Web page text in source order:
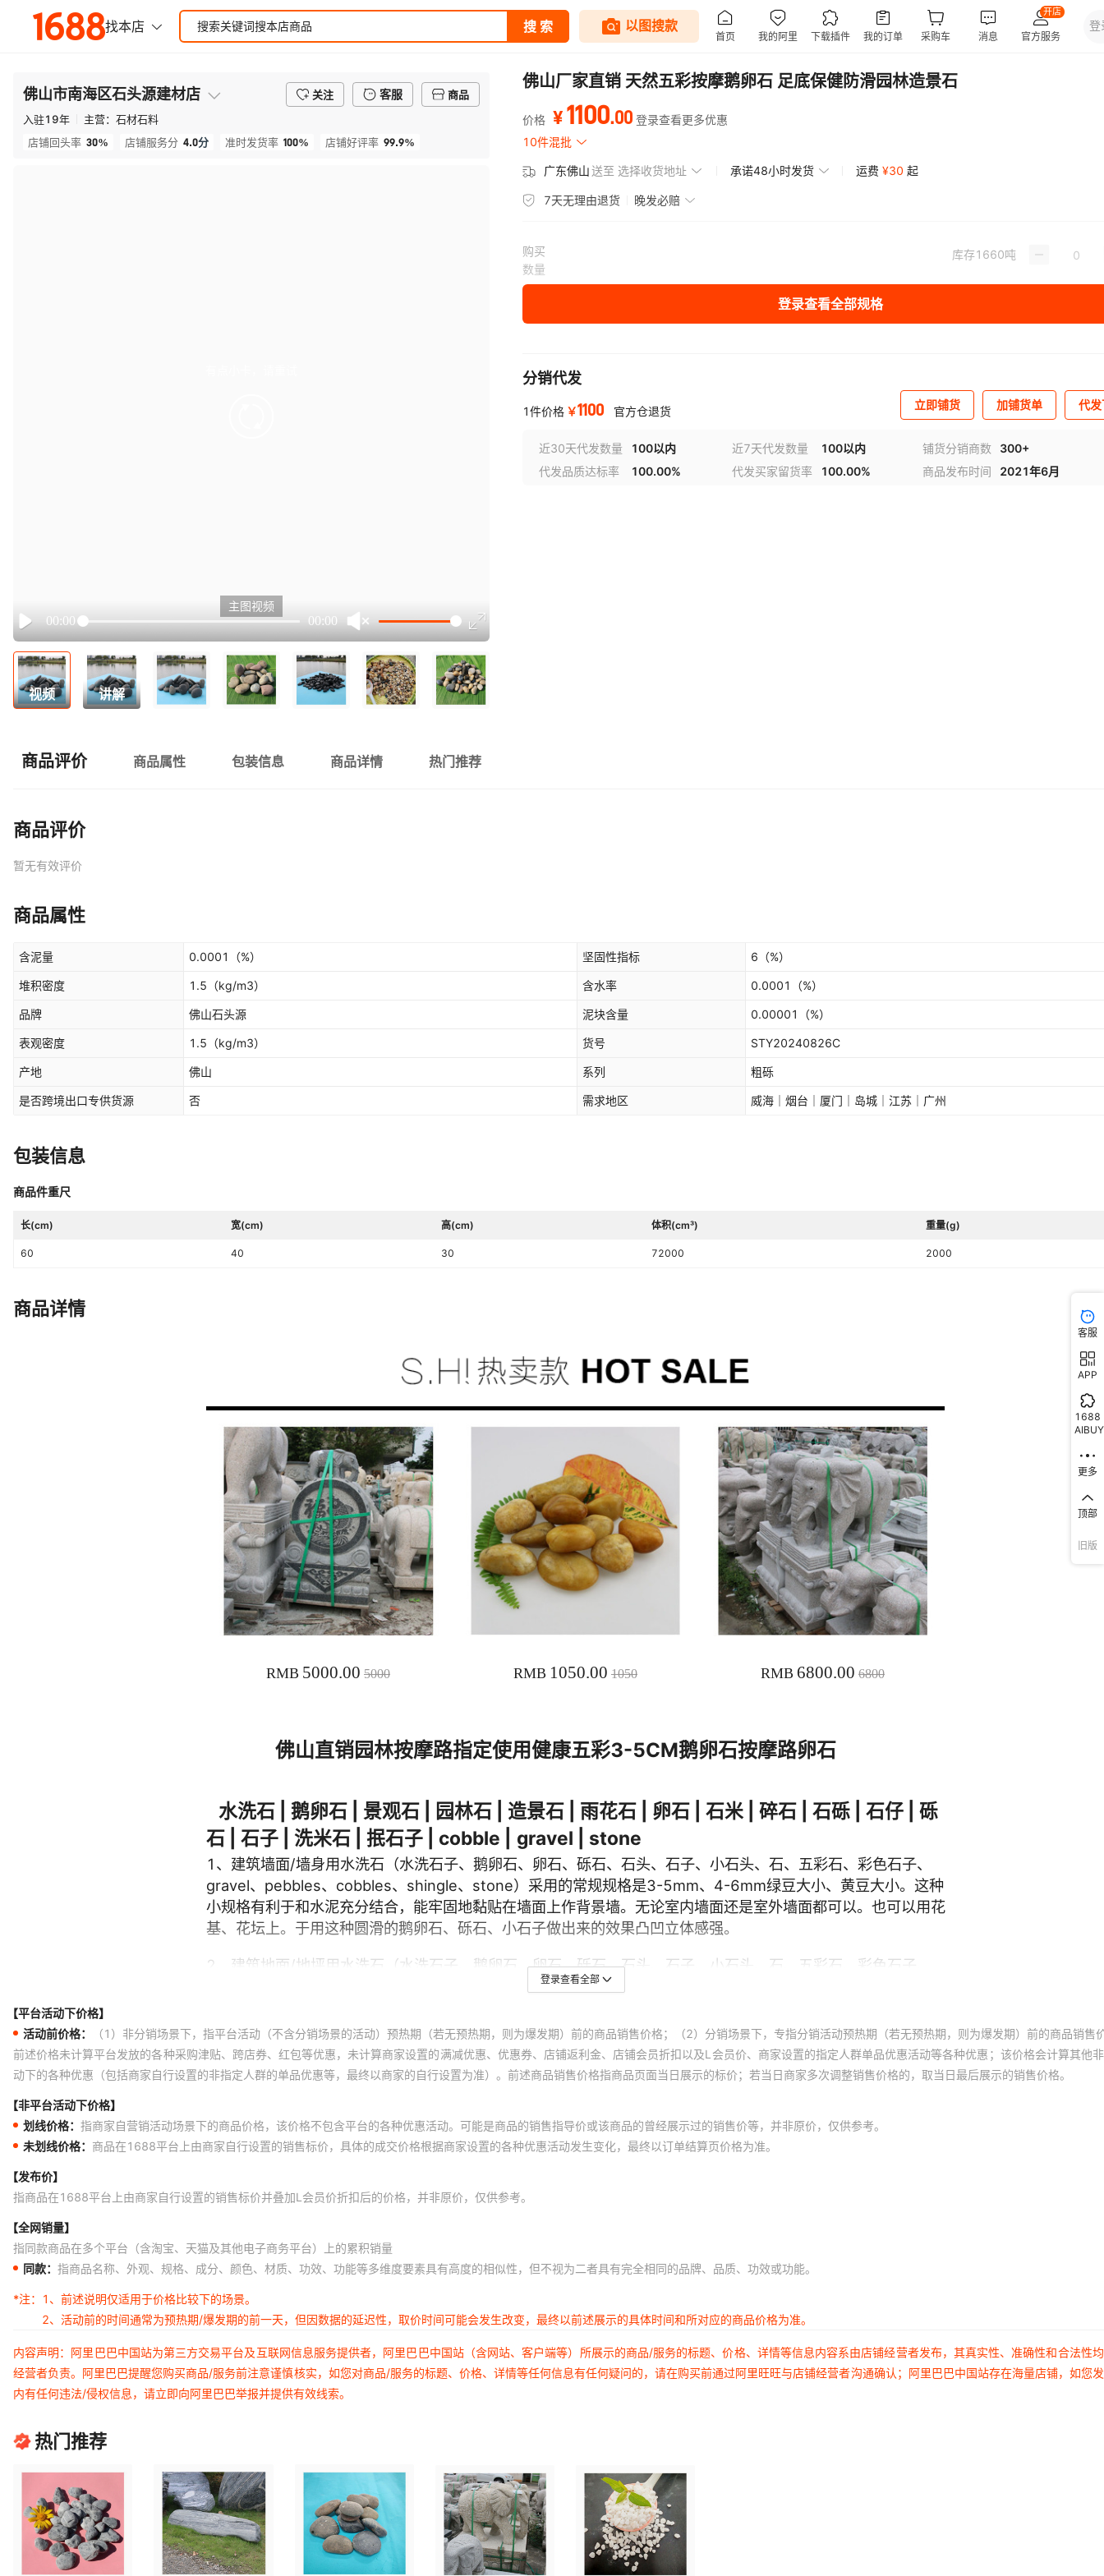
佛山市南海区石头源建材店 关注 客服
商品
入驻19年 主营： 石材石料
店铺回头率 30% 店铺服务分 4.0分 准时发货率 100% 店铺好评率 99.9%
Play
00:00 00:00
主图视频
视频 讲解
佛山厂家直销 天然五彩按摩鹅卵石 足底保健防滑园林造景石
价格 ¥1100.00 登录查看更多优惠
10件混批
广东佛山送至 选择收货地址 承诺48小时发货 运费 ¥30 起
7天无理由退货 晚发必赔
购买
数量
库存1660吨
登录查看全部规格
分销代发
1件价格 ￥1100 官方仓退货 立即铺货 加铺货单 代
近30天代发数量 100以内 近7天代发数量 100以内 铺货分销商数
300+
代发品质达标率
100.00% 代发买家留货率 100.00% 商品发布时间 2021年6月
商品评价 商品属性 包装信息 商品详情 热门推荐
商品评价
暂无有效评价
商品属性
含泥量 0.0001 （%） 坚固性指标 6 （%）
堆积密度 1.5 （kg/m3） 含水率 0.0001 （%）
品牌 佛山石头源 泥块含量 0.00001 （%）
表观密度 1.5 （kg/m3） 货号 STY20240826C
产地 佛山 系列 粗砾
是否跨境出口专供货源 否 需求地区 威海｜烟台｜厦门｜岛城｜江苏｜广州
包装信息
商品件重尺
长(cm) 宽(cm) 高(cm) 体积(cm³) 重量(g)
60 40 30 72000 2000
商品详情
登录查看全部
【平台活动下价格】
活动前价格：
（1）非分销场景下，指平台活动（不含分销场景的活动）预热期（若无预热期，则为爆发期）前的商品销售价格；（2）分销场景下，专指分销活动预热期（若无预热期，则为爆发期）前的商品销售
前述价格未计算平台发放的各种采购津贴、跨店券、红包等优惠，未计算商家设置的满减优惠、优惠券、店铺返利金、店铺会员折扣以及L会员价、商家设置的指定人群单品优惠活动等各种优惠；该价格会计算其他
动下的各种优惠（包括商家自行设置的非指定人群的单品优惠等，最终以商家的自行设置为准）。前述商品销售价格指商品页面当日展示的标价；若当日商家多次调整销售价格的，取当日最后展示的销售价格。
【非平台活动下价格】
划线价格： 指商家自营销活动场景下的商品价格，该价格不包含平台的各种优惠活动。可能是商品的销售指导价或该商品的曾经展示过的销售价等，并非原价，仅供参考。
未划线价格： 商品在1688平台上由商家自行设置的销售标价，具体的成交价格根据商家设置的各种优惠活动发生变化，最终以订单结算页价格为准。
【发布价】
指商品在1688平台上由商家自行设置的销售标价并叠加L会员价折扣后的价格，并非原价，仅供参考。
【全网销量】
指同款商品在多个平台（含淘宝、天猫及其他电子商务平台）上的累积销量
同款： 指商品名称、外观、规格、成分、颜色、材质、功效、功能等多维度要素具有高度的相似性，但不视为二者具有完全相同的品牌、品质、功效或功能。
*注：
1、前述说明仅适用于价格比较下的场景。
2、活动前的时间通常为预热期/爆发期的前一天，但因数据的延迟性，取价时间可能会发生改变，最终以前述展示的具体时间和所对应的商品价格为准。
内容声明：阿里巴巴中国站为第三方交易平台及互联网信息服务提供者，阿里巴巴中国站（含网站、客户端等）所展示的商品/服务的标题、价格、详情等信息内容系由店铺经营者发布，其真实性、准确性和合法性
经营者负责。阿里巴巴提醒您购买商品/服务前注意谨慎核实，如您对商品/服务的标题、价格、详情等任何信息有任何疑问的，请在购买前通过阿里旺旺与店铺经营者沟通确认；阿里巴巴中国站存在海量店铺，如您
内有任何违法/侵权信息，请立即向阿里巴巴举报并提供有效线索。
热门推荐
客服
APP
1688
AIBUY
更多
顶部
旧版